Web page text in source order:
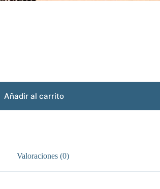
Añadir al carrito
Valoraciones (0)